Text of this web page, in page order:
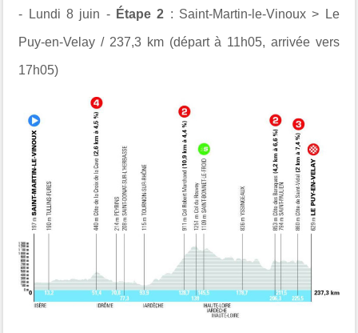
- Lundi 8 juin - Étape 2 : Saint-Martin-le-Vinoux > Le
Puy-en-Velay / 237,3 km (départ à 11h05, arrivée vers
17h05)